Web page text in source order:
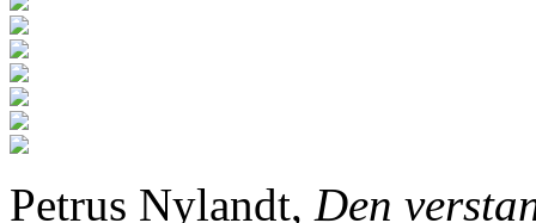
Petrus Nylandt, Den